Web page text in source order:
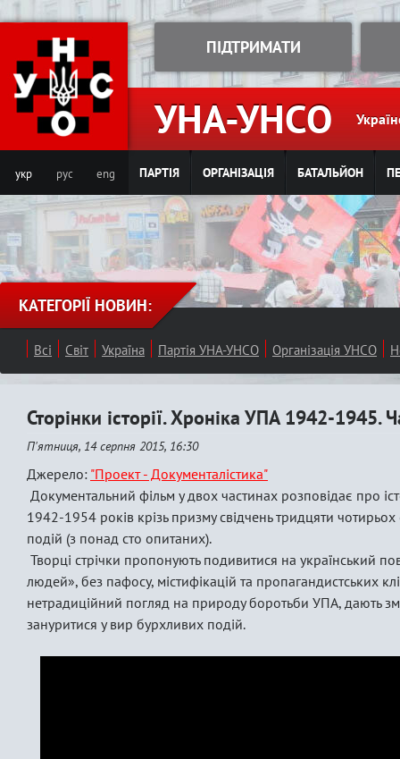
Jump to navigation
УНА-УНСО
ПІДТРИМАТИ
укр рус eng ПАРТІЯ ОРГАНІЗАЦІЯ БАТАЛЬЙОН
КАТЕГОРІЇ НОВИН:
Всі Світ Україна Партія УНА-УНСО Організація УНСО
Сторінки історії. Хроніка УПА 1942-1945.
П'ятниця, 14 серпня 2015, 16:30
Джерело: "Проект - Документалістика"
Документальний фільм у двох частинах розповідає про
1942-1954 років крізь призму свідчень тридцяти
подій (з понад сто опитаних).
Творці стрічки пропонують подивитися на український
людей», без пафосу, містифікацій та пропагандистських
нетрадиційний погляд на природу боротьби УПА, дають
зануритися у вир бурхливих подій.